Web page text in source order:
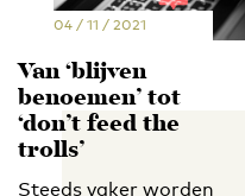
04 / 11 / 2021
Van ‘blijven
benoemen’ tot
‘don’t feed the
trolls’
Steeds vaker worden